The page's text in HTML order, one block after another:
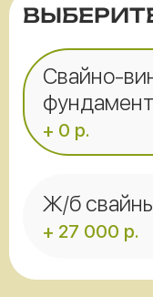
Свайно-
фундамент
+ 0 р.
Ж/б
+ 27 000 р.